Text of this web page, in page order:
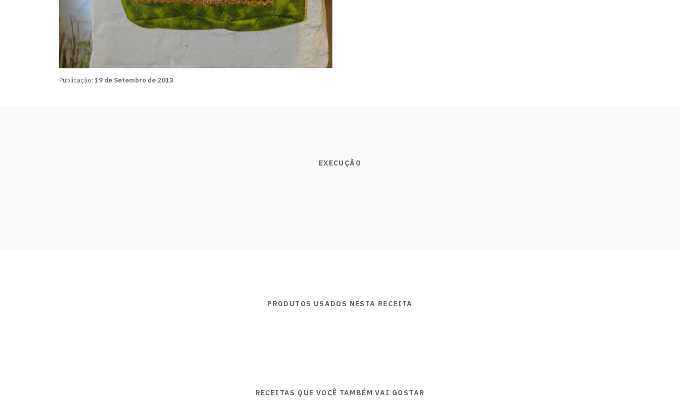
Publicação: 19 de Setembro de 2013
EXECUÇÃO
PRODUTOS USADOS NESTA RECEITA
RECEITAS QUE VOCÊ TAMBÉM VAI GOSTAR